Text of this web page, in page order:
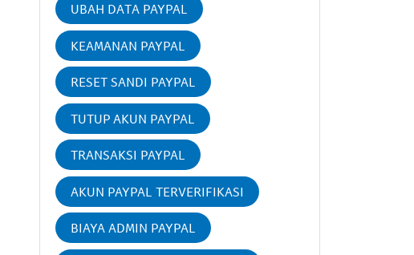
UBAH DATA PAYPAL
KEAMANAN PAYPAL
RESET SANDI PAYPAL
TUTUP AKUN PAYPAL
TRANSAKSI PAYPAL
AKUN PAYPAL TERVERIFIKASI
BIAYA ADMIN PAYPAL